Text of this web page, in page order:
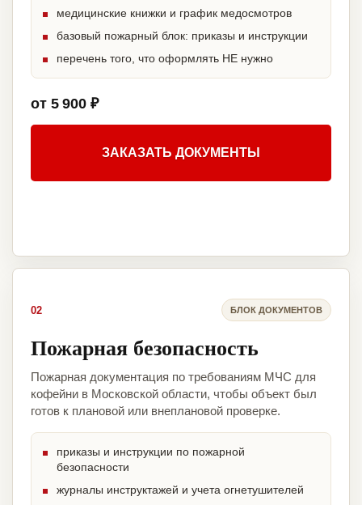
медицинские книжки и график медосмотров
базовый пожарный блок: приказы и инструкции
перечень того, что оформлять НЕ нужно
от 5 900 ₽
ЗАКАЗАТЬ ДОКУМЕНТЫ
02 БЛОК ДОКУМЕНТОВ
Пожарная безопасность
Пожарная документация по требованиям МЧС для
кофейни в Московской области, чтобы объект был
готов к плановой или внеплановой проверке.
приказы и инструкции по пожарной
безопасности
журналы инструктажей и учета огнетушителей